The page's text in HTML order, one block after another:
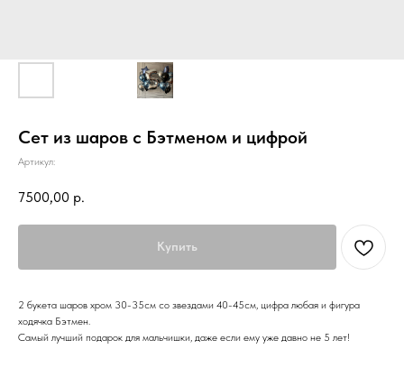
Сет из шаров с Бэтменом и цифрой
Артикул:
7500,00 р.
Купить
2 букета шаров хром 30-35см со звездами 40-45см, цифра любая и фигура
ходячка Бэтмен.
Самый лучший подарок для мальчишки, даже если ему уже давно не 5 лет!